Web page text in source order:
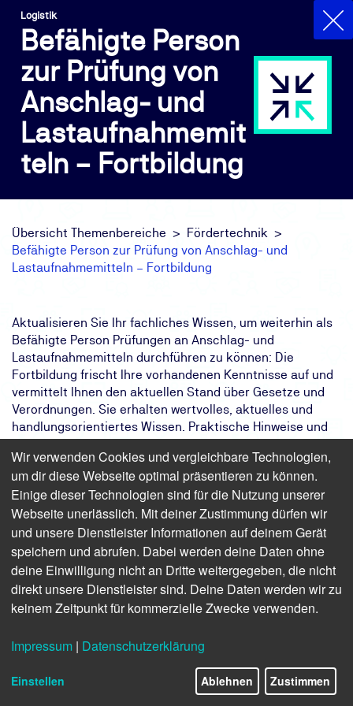
Logistik
Befähigte Person
zur Prüfung von
Anschlag- und
Lastaufnahmemit
teln – Fortbildung
Übersicht Themenbereiche
Fördertechnik
Befähigte Person zur Prüfung von Anschlag- und
Lastaufnahmemitteln – Fortbildung
Aktualisieren Sie Ihr fachliches Wissen, um weiterhin als
Befähigte Person Prüfungen an Anschlag- und
Lastaufnahmemitteln durchführen zu können: Die
Fortbildung frischt Ihre vorhandenen Kenntnisse auf und
vermittelt Ihnen den aktuellen Stand über Gesetze und
Verordnungen. Sie erhalten wertvolles, aktuelles und
handlungsorientiertes Wissen. Praktische Hinweise und
ermöglichen Ihnen eine sofortige Umsetzung des
Neuerlernten.
Das Ziel:
Sie können auch in Zukunft Anschlag-
und Lastaufnahmemitteln
Das Ergebnis:
und Lastaufnahmemitteln ist auf dem
neuesten Stand
Ihr Weg:
Eintägiges Online- oder Präsenzseminar
Sicherheitspass
Wir verwenden Cookies und vergleichbare Technologien,
um dir diese Webseite optimal präsentieren zu können.
Einige dieser Technologien sind für die Nutzung unserer
Webseite unerlässlich. Mit deiner Zustimmung dürfen wir
und unsere Dienstleister Informationen auf deinem Gerät
speichern und abrufen. Dabei werden deine Daten ohne
deine Einwilligung nicht an Dritte weitergegeben, die nicht
direkt unsere Dienstleister sind. Deine Daten werden wir zu
keinem Zeitpunkt für kommerzielle Zwecke verwenden.
Impressum | Datenschutzerklärung
Einstellen Ablehnen Zustimmen